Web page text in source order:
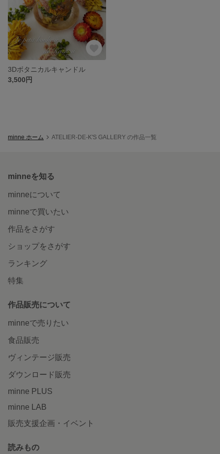
3Dボタニカルキャンドル
3,500円
minne ホーム ATELIER-DE-K'S GALLERY の作品一覧
minneを知る
minneについて
minneで買いたい
作品をさがす
ショップをさがす
ランキング
特集
作品販売について
minneで売りたい
食品販売
ヴィンテージ販売
ダウンロード販売
minne PLUS
minne LAB
販売支援企画・イベント
読みもの